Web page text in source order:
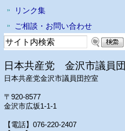
リンク集
ご相談・お問い合わせ
日本共産党 金沢市議員団
日本共産党金沢市議員団控室
〒920-8577
金沢市広坂1-1-1
【電話】076-220-2407